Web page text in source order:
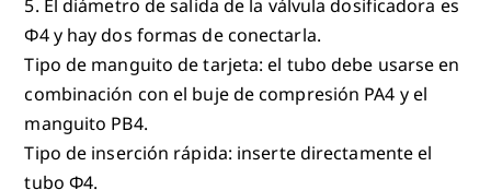
5. El diámetro de salida de la válvula dosificadora es
Φ4 y hay dos formas de conectarla.
Tipo de manguito de tarjeta: el tubo debe usarse en
combinación con el buje de compresión PA4 y el
manguito PB4.
Tipo de inserción rápida: inserte directamente el
tubo Φ4.